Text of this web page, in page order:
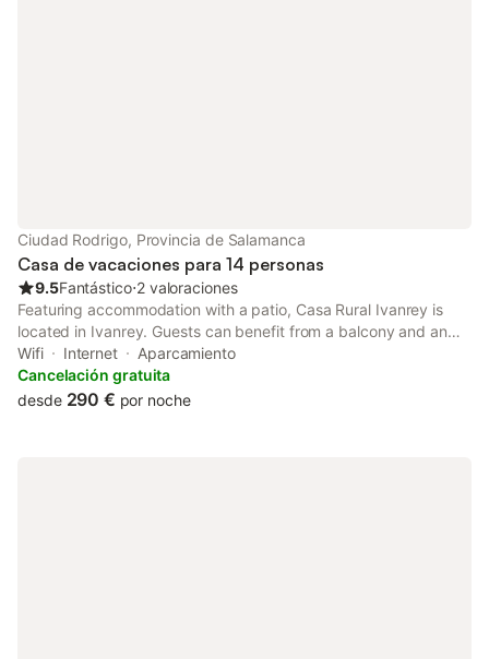
Ciudad Rodrigo, Provincia de Salamanca
Casa de vacaciones para 14 personas
9.5Fantástico⋅2 valoraciones
Featuring accommodation with a patio, Casa Rural Ivanrey is
located in Ivanrey. Guests can benefit from a balcony and an
outdoor fireplace. Providing free WiFi throughout the property,
the non-smoking holiday home has an open-air bath.
Wifi Internet
Aparcamiento
Cancelación gratuita
desde 290 € por noche